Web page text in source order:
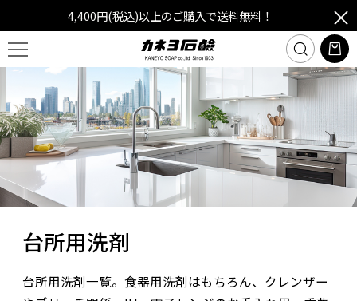
4,400円(税込)以上のご購入で送料無料！
台所用洗剤
台所用洗剤一覧。食器用洗剤はもちろん、クレンザー